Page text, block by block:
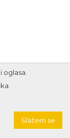
ErdSoft
oglasa.
Slažem se